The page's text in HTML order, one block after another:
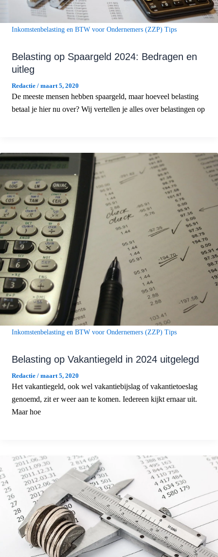
Inkomstenbelasting en BTW voor Ondernemers (ZZP) Tips
Belasting op Spaargeld 2024: Bedragen en
uitleg
Redactie / maart 5, 2020
De meeste mensen hebben spaargeld, maar hoeveel belasting
betaal je hier nu over? Wij vertellen je alles over belastingen op
Inkomstenbelasting en BTW voor Ondernemers (ZZP) Tips
Belasting op Vakantiegeld in 2024 uitgelegd
Redactie / maart 5, 2020
Het vakantiegeld, ook wel vakantiebijslag of vakantietoeslag
genoemd, zit er weer aan te komen. Iedereen kijkt ernaar uit.
Maar hoe